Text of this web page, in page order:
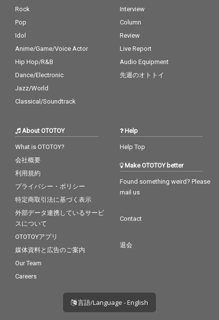
Rock
Pop
Idol
Anime/Game/Voice Actor
Hip Hop/R&B
Dance/Electronic
Jazz/World
Classical/Soundtrack
Interview
Column
Review
Live Report
Audio Equipment
先週のオトトイ
About OTOTOY
What is OTOTOY?
会社概要
利用規約
プライバシー・ポリシー
特定商取引法に基づく表示
外部データ連携しているサービ
スについて
OTOTOYアプリ
媒体資料と広告のご案内
Our Team
Careers
Help
Help Top
Make OTOTOY better
Found something weird? Please
mail us
Contact
退会
言語/Language - English